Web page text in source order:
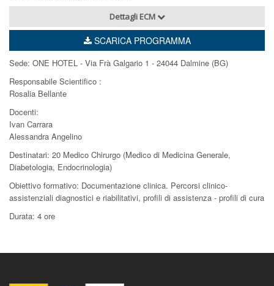
Dettagli ECM
SCARICA PROGRAMMA
Sede: ONE HOTEL - Via Frà Galgario 1 - 24044 Dalmine (BG)
Responsabile Scientifico :
Rosalia Bellante
Docenti:
Ivan Carrara
Alessandra Angelino
Destinatari: 20 Medico Chirurgo (Medico di Medicina Generale,
Diabetologia, Endocrinologia)
Obiettivo formativo: Documentazione clinica. Percorsi clinico-
assistenziali diagnostici e riabilitativi, profili di assistenza - profili di cura
Durata: 4 ore